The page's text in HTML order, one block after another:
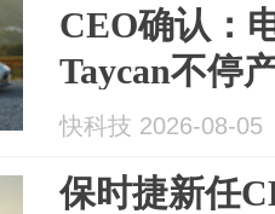
CEO确认：
Taycan不停
快科技 2026-08-05
保时捷新任